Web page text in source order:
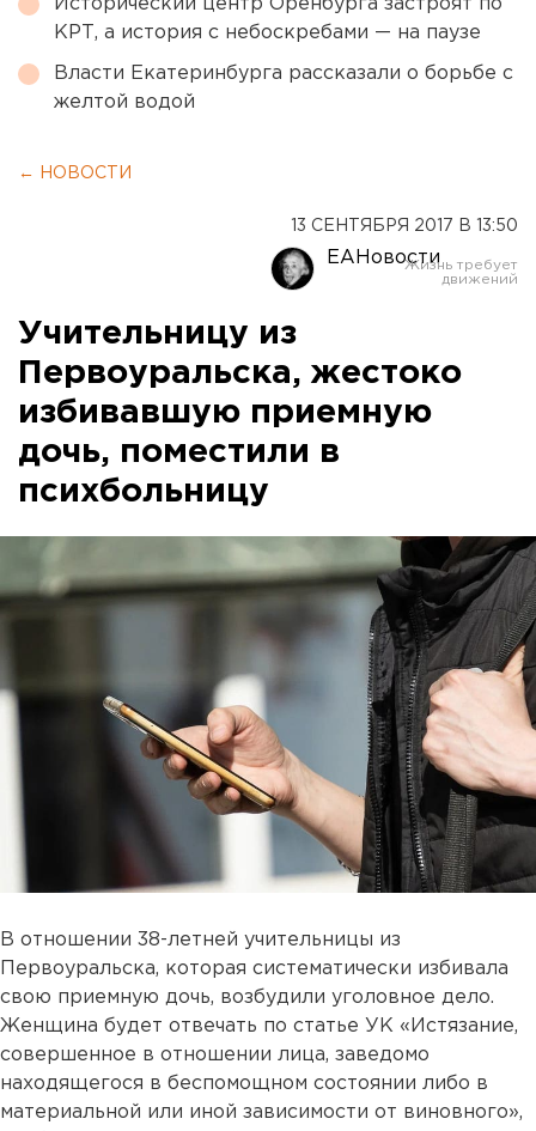
Исторический центр Оренбурга застроят по
КРТ, а история с небоскребами — на паузе
Власти Екатеринбурга рассказали о борьбе с
желтой водой
← НОВОСТИ
13 СЕНТЯБРЯ 2017 В 13:50
ЕАНовости
Учительницу из
Первоуральска, жестоко
избивавшую приемную
дочь, поместили в
психбольницу
В отношении 38-летней учительницы из
Первоуральска, которая систематически избивала
свою приемную дочь, возбудили уголовное дело.
Женщина будет отвечать по статье УК «Истязание,
совершенное в отношении лица, заведомо
находящегося в беспомощном состоянии либо в
материальной или иной зависимости от виновного»,